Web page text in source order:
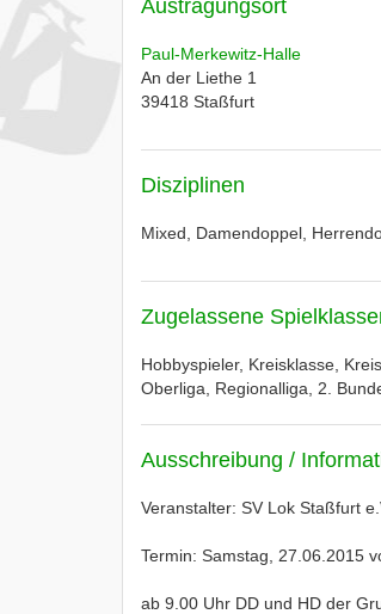
Austragungsort
Paul-Merkewitz-Halle
An der Liethe 1
39418 Staßfurt
Disziplinen
Mixed, Damendoppel,
Zugelassene
Hobbyspieler, Kreisklasse,
Oberliga, Regionalliga, 2.
Ausschreibung /
Veranstalter: SV Lok Staßfurt
Termin: Samstag, 27.06.2015
ab 9.00 Uhr DD und HD der